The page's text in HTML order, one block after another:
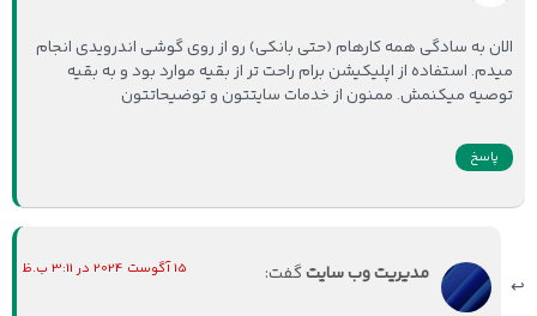
الان به سادگی همه کارهام (حتی بانکی) رو از روی گوشی اندرویدی انجام
میدم. استفاده از اپلیکیشن برام راحت تر از بقیه موارد بود و به بقیه
توصیه میکنمش. ممنون از خدمات سایتتون و توضیحاتتون
پاسخ
مدیریت وب سایتگفت: 15 آگوست 2024 در 3:11 ب.ظ